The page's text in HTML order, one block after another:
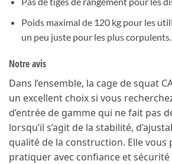
Poids maximal de 120 kg pour les
un peu juste pour les plus corpulents.
Notre avis
Dans l’ensemble, la cage de squat
un excellent choix si vous
d’entrée de gamme qui ne fait pas
lorsqu’il s’agit de la stabilité,
qualité de la construction. Elle vous
pratiquer avec confiance et sécurité